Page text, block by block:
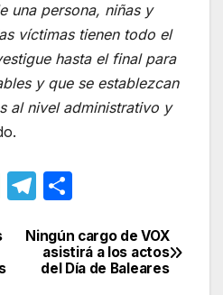
una persona, niñas y
víctimas tienen todo el
hasta el final para
y que se establezcan
al nivel administrativo y
W
at
s
T
e
gr
m
p
Ningún cargo de VOX
asistirá a los actos
del Día de Baleares